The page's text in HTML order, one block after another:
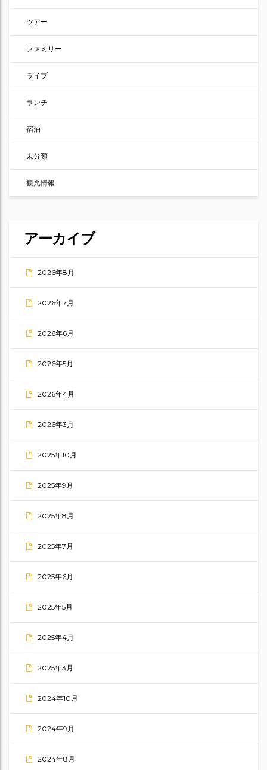
ツアー
ファミリー
ライブ
ランチ
宿泊
未分類
観光情報
アーカイブ
2026年8月
2026年7月
2026年6月
2026年5月
2026年4月
2026年3月
2025年10月
2025年9月
2025年8月
2025年7月
2025年6月
2025年5月
2025年4月
2025年3月
2024年10月
2024年9月
2024年8月